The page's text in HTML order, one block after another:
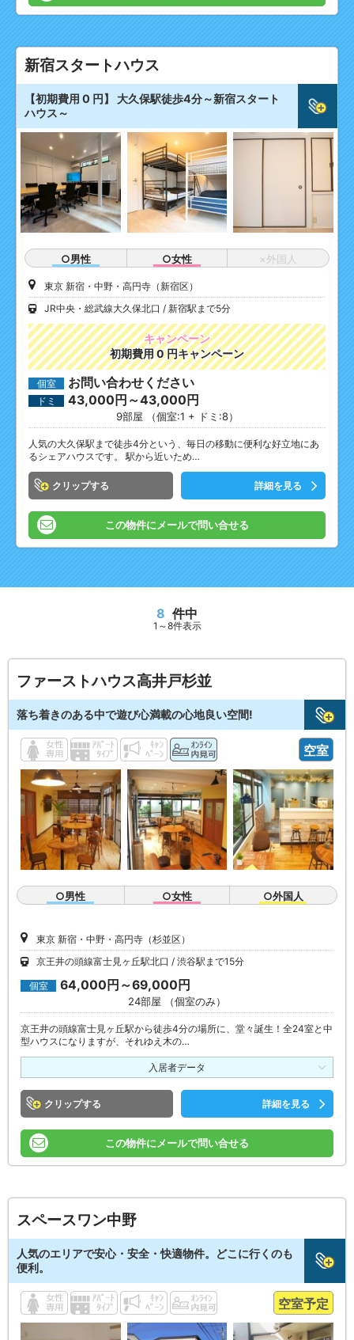
新宿スタートハウス
【初期費用 0 円】 大久保駅徒歩4分～新宿スタート
ハウス～
○男性 ○女性 ×外国人
東京 新宿・中野・高円寺（新宿区）
JR中央・総武線大久保北口
新宿駅まで5分
キャンペーン
初期費用 0 円キャンペーン
個室 お問い合わせください
ドミ 43,000円～43,000円
9部屋 （個室:1 + ドミ:8）
人気の大久保駅まで徒歩4分という、毎日の移動に便利な好立地にあ
るシェアハウスです。 駅から近いため…
クリップ 詳細を見る
この物件にメールで問い合せる
8 件中
1～8件表示
ファーストハウス高井戸杉並
落ち着きのある中で遊び心満載の心地良い空間!
空室
○男性 ○女性 ○外国人
東京 新宿・中野・高円寺（杉並区）
京王井の頭線富士見ヶ丘駅北口
渋谷駅まで15分
個室 64,000円～69,000円
24部屋 （個室のみ）
京王井の頭線富士見ヶ丘駅から徒歩4分の場所に、堂々誕生！全24室と中
型ハウスになりますが、それゆえ木の…
入居者データ
クリップ 詳細を見る
この物件にメールで問い合せる
スペースワン中野
人気のエリアで安心・安全・快適物件。どこに行くのも
便利。
空室予定